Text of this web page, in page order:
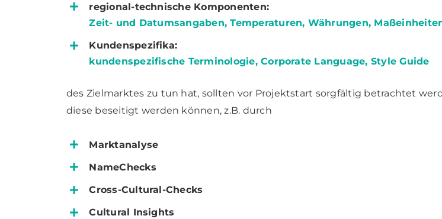
regional-technische Komponenten:
Zeit- und Datumsangaben, Temperaturen, Währungen,
Kundenspezifika:
kundenspezifische Terminologie, Corporate Language, Style Guide
des Zielmarktes zu tun hat, sollten vor Projektstart sorgfältig betrachtet
diese beseitigt werden können, z.B. durch
Marktanalyse
NameChecks
Cross-Cultural-Checks
Cultural Insights